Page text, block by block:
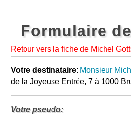
Formulaire
Retour vers la fiche de Michel
Votre destinataire: Monsieur
de la Joyeuse Entrée, 7 à 1000
Votre pseudo: